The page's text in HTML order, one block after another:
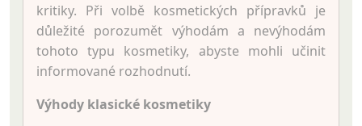
kritiky. Při volbě kosmetických přípravků je
důležité porozumět výhodám a nevýhodám
tohoto typu kosmetiky, abyste mohli učinit
informované rozhodnutí.
Výhody klasické kosmetiky